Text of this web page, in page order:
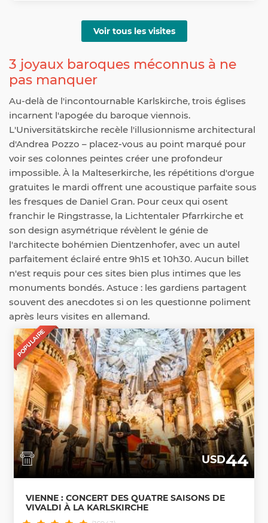
Voir tous les visites
3 joyaux baroques méconnus à ne
pas manquer
Au-delà de l'incontournable Karlskirche, trois églises
incarnent l'apogée du baroque viennois.
L'Universitätskirche recèle l'illusionnisme architectural
d'Andrea Pozzo – placez-vous au point marqué pour
voir ses colonnes peintes créer une profondeur
impossible. À la Malteserkirche, les répétitions d'orgue
gratuites le mardi offrent une acoustique parfaite sous
les fresques de Daniel Gran. Pour ceux qui osent
franchir le Ringstrasse, la Lichtentaler Pfarrkirche et
son design asymétrique révèlent le génie de
l'architecte bohémien Dientzenhofer, avec un autel
parfaitement éclairé entre 9h15 et 10h30. Aucun billet
n'est requis pour ces sites bien plus intimes que les
monuments bondés. Astuce : les gardiens partagent
souvent des anecdotes si on les questionne poliment
après leurs visites en allemand.
POPULAIRE
USD44
VIENNE : CONCERT DES QUATRE SAISONS DE
VIVALDI À LA KARLSKIRCHE